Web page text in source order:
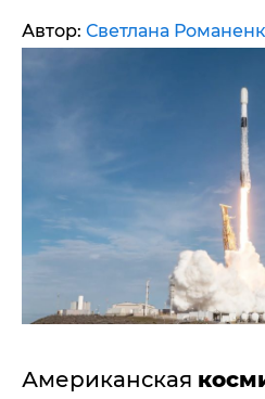
Автор: Светлана
Американская